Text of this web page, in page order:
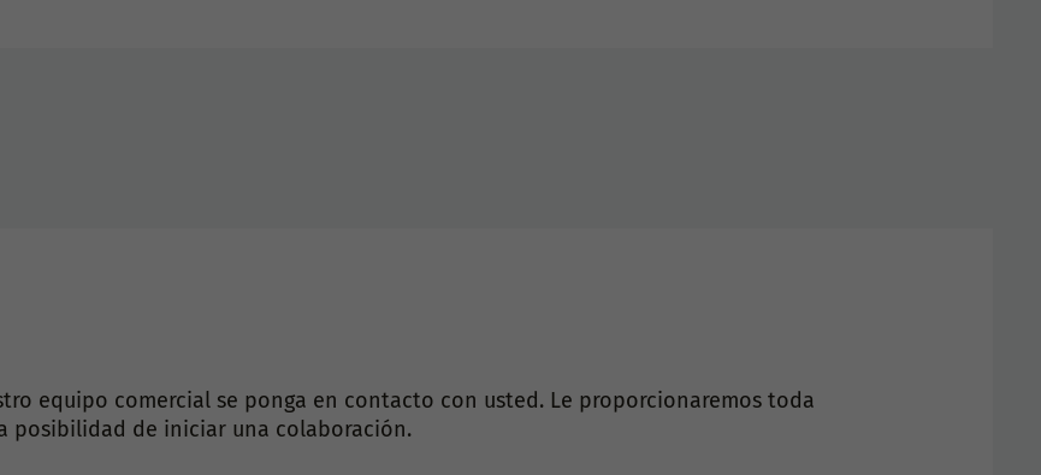
equipo comercial se ponga en contacto con usted. Le proporcionaremos toda
posibilidad de iniciar una colaboración.